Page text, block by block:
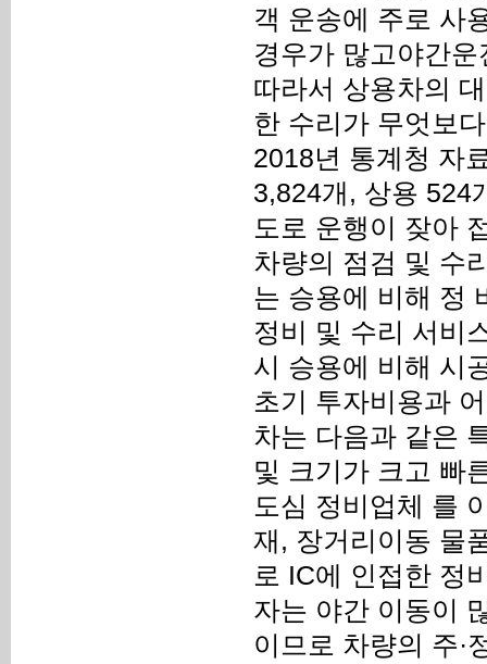
객 운송에 주로 사
경우가 많고야간
따라서 상용차의
한 수리가 무엇보
2018년 통계청 자
3,824개, 상용 524
도로 운행이 잦아
차량의 점검 및 수
는 승용에 비해 정
정비 및 수리 서비
시 승용에 비해 시
초기 투자비용과
차는 다음과 같은
및 크기가 크고 빠
도심 정비업체 를
재, 장거리이동 물
로 IC에 인접한 정
자는 야간 이동이
이므로 차량의 주·